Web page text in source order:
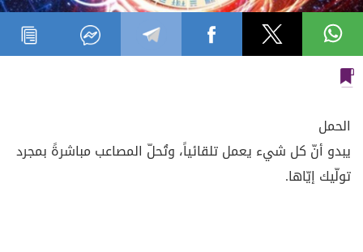
الحمل
يبدو أنّ كل شيء يعمل تلقائياً، وتُحلّ المصاعب مباشرةً بمجرد
تولّيك إيّاها.